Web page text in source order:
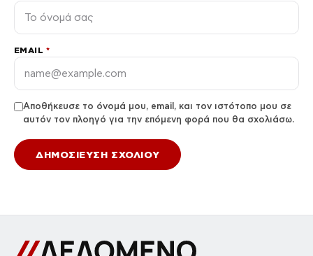
EMAIL *
Αποθήκευσε το όνομά μου, email, και τον ιστότοπο μου σε
αυτόν τον πλοηγό για την επόμενη φορά που θα σχολιάσω.